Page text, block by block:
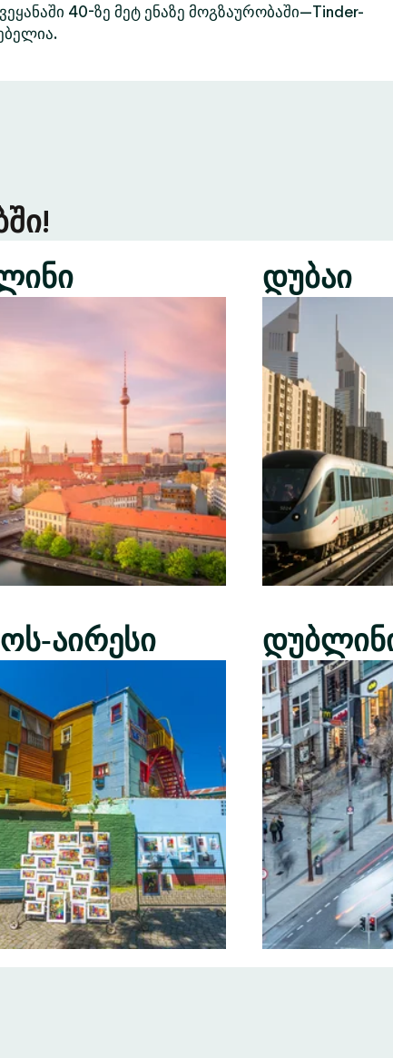
40-ზე მეტ ენაზე მოგზაურობაში—Tinder-
აირესი
დუბაი